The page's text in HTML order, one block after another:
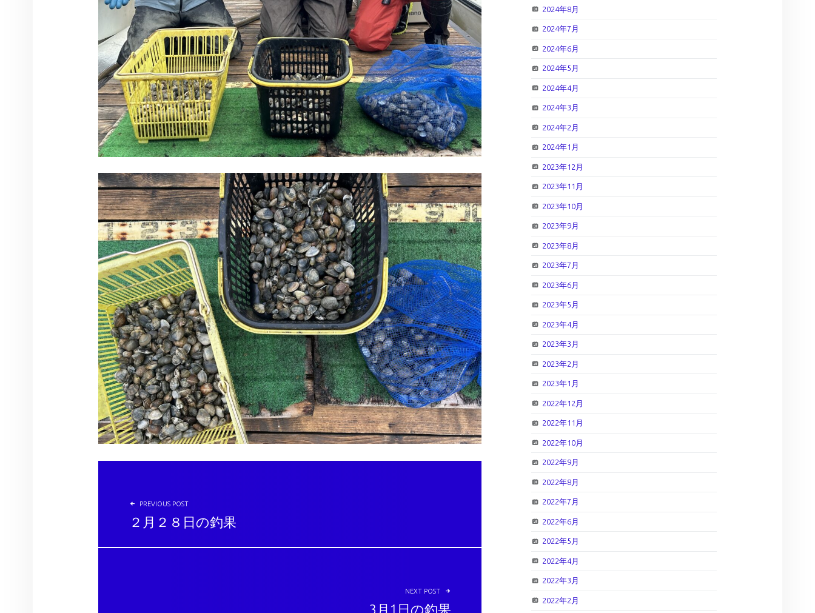
投稿ナビゲーション
PREVIOUS POST
２月２８日の釣果
NEXT POST
3月1日の釣果
2024年8月
2024年7月
2024年6月
2024年5月
2024年4月
2024年3月
2024年2月
2024年1月
2023年12月
2023年11月
2023年10月
2023年9月
2023年8月
2023年7月
2023年6月
2023年5月
2023年4月
2023年3月
2023年2月
2023年1月
2022年12月
2022年11月
2022年10月
2022年9月
2022年8月
2022年7月
2022年6月
2022年5月
2022年4月
2022年3月
2022年2月